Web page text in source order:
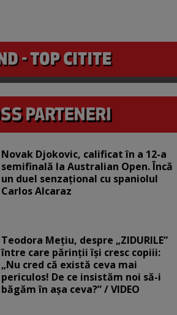
Novak Djokovic, calificat în a 12-a
semifinală la Australian Open. Încă
un duel senzațional cu spaniolul
Carlos Alcaraz
Teodora Mețiu, despre „ZIDURILE”
între care părinții își cresc copiii:
„Nu cred că există ceva mai
periculos! De ce insistăm noi să-i
băgăm în așa ceva?” / VIDEO